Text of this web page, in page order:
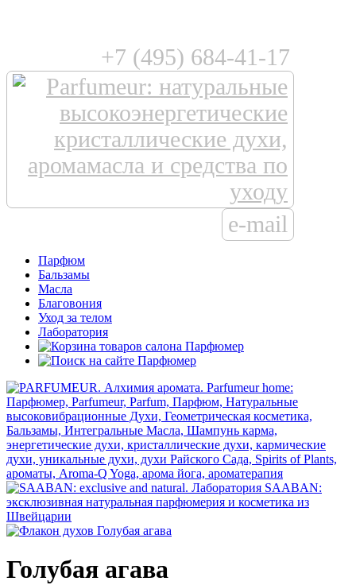
+7 (495) 684-41-17
e-mail
Парфюм
Бальзамы
Масла
Благовония
Уход за телом
Лаборатория
Голубая агава